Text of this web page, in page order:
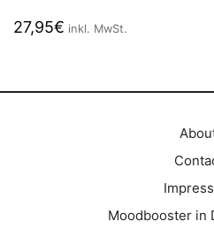
27,95€ inkl. MwSt.
Moodbooster in